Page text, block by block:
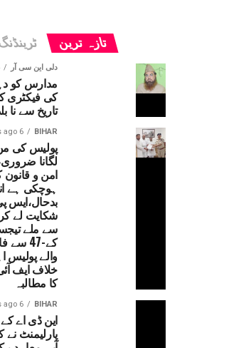
تازہ ترین
دلی این سی آر
مدارس کو
کی فیکٹری
تاریخ سے نا
BIHAR
6 hours ago
پولیس کی
لگانا
امن و
ہوچکی ہے
بدحال،ایس
شکایت لے
سے ملے
کے-47
والے پولیس
خلاف ایف
کا مطالبہ
BIHAR
6 hours ago
این ڈی اے
پارلیمنٹ